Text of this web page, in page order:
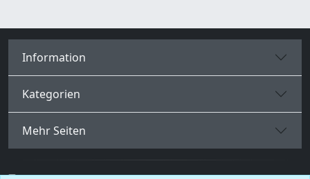
Information
Kategorien
Mehr Seiten